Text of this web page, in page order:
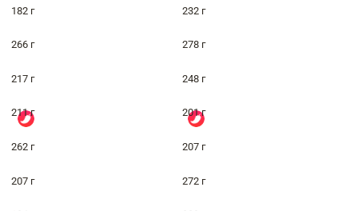
182 г 232 г
266 г 278 г
217 г 248 г
211 г 201 г
262 г 207 г
207 г 272 г